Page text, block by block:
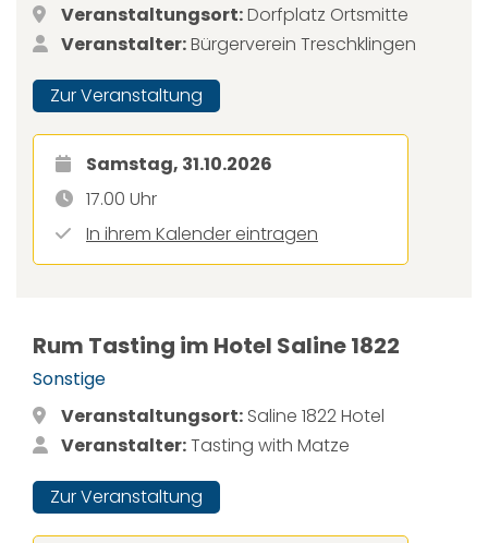
Veranstaltungsort:Dorfplatz Ortsmitte
Veranstalter:Bürgerverein Treschklingen
Zur Veranstaltung
Samstag, 31.10.2026
17.00 Uhr
In ihrem Kalender eintragen
Rum Tasting im Hotel Saline 1822
Sonstige
Veranstaltungsort: Saline 1822 Hotel
Veranstalter:Tasting with Matze
Zur Veranstaltung